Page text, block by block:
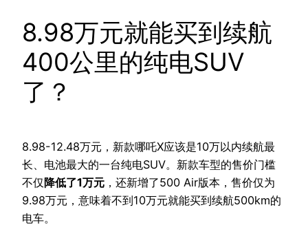
8.98万元就能买到续航
400公里的纯电SUV
了？
8.98-12.48万元，新款哪吒X应该是10万以内续航最
长、电池最大的一台纯电SUV。新款车型的售价门槛
不仅降低了1万元 ，还新增了500 Air版本，售价仅为
9.98万元，意味着不到10万元就能买到续航500km的
电车。